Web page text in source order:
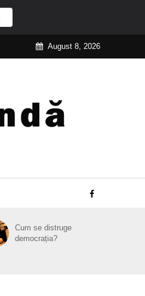
August 8, 2026
Cum se distruge
democrația?